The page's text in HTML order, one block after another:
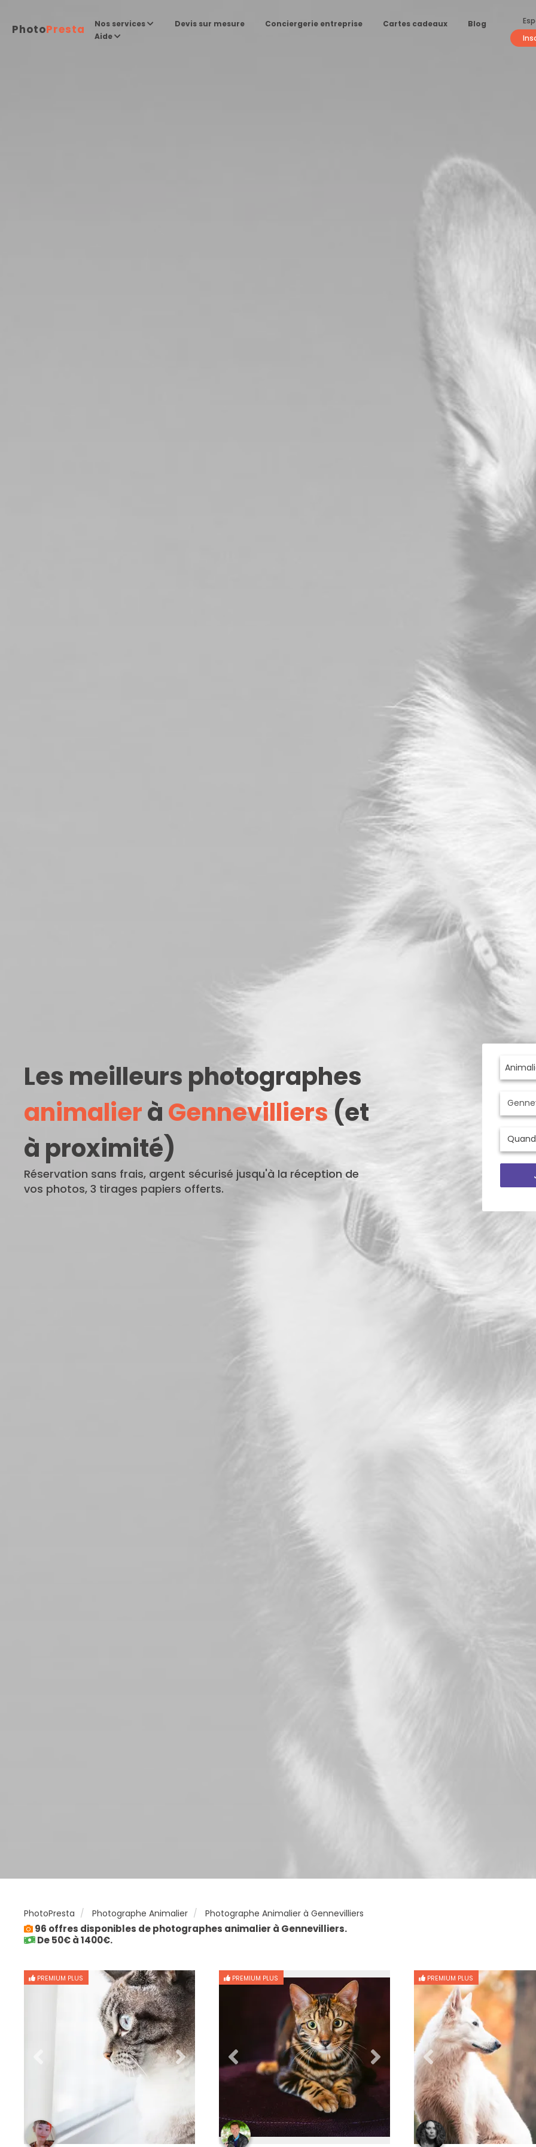
PhotoPresta Nos services Devis sur mesure Conciergerie entreprise Cartes cadeaux
Blog
Aide
Les meilleurs photographes
animalieràGennevilliers (et
à proximité)
Réservation sans frais, argent sécurisé jusqu'à la réception de
vos photos, 3 tirages papiers offerts.
PhotoPresta Photographe Animalier Photographe Animalier à Gennevilliers
96 offres disponibles de photographes animalier à Gennevilliers.
De 50€ à 1400€.
PREMIUM PLUS PREMIUM PLUS PREMIUM PLUS